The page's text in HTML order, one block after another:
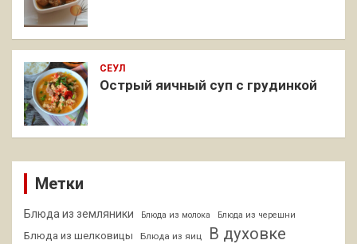
СЕУЛ
Острый яичный суп с грудинкой
Метки
Блюда из земляники Блюда из молока Блюда из черешни
Блюда из шелковицы Блюда из яиц В духовке